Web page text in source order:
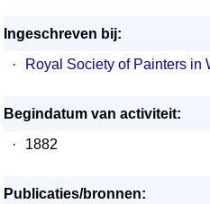
Ingeschreven bij:
·
Royal Society of Painters in
Begindatum van activiteit:
·
1882
Publicaties/bronnen: